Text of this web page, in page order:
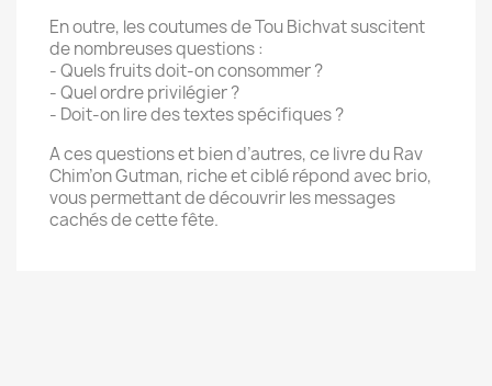
En outre, les coutumes de Tou Bichvat suscitent
de nombreuses questions :
- Quels fruits doit-on consommer ?
- Quel ordre privilégier ?
- Doit-on lire des textes spécifiques ?
A ces questions et bien d’autres, ce livre du Rav
Chim’on Gutman, riche et ciblé répond avec brio,
vous permettant de découvrir les messages
cachés de cette fête.